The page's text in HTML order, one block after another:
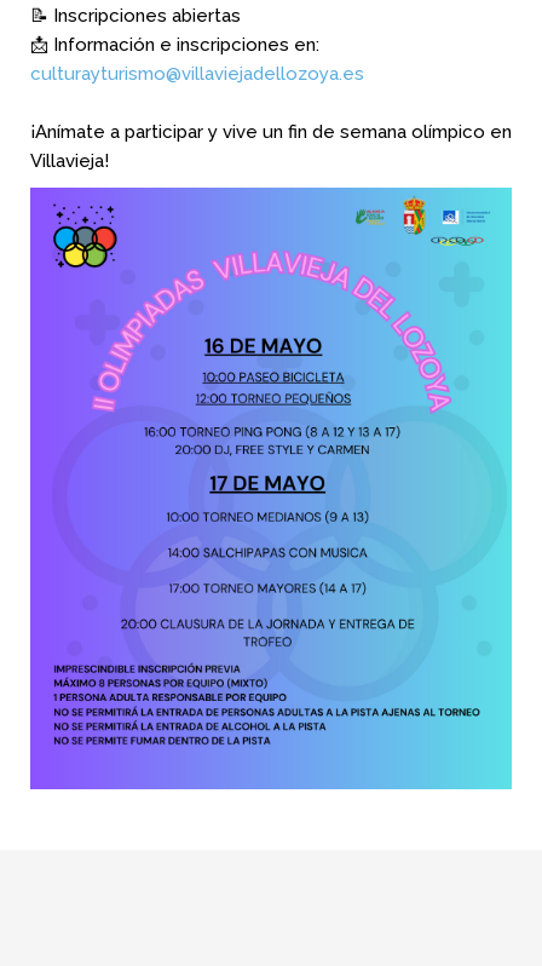
📝 Inscripciones abiertas
📩 Información e inscripciones en:
culturayturismo@villaviejadellozoya.es
¡Anímate a participar y vive un fin de semana olímpico en
Villavieja!